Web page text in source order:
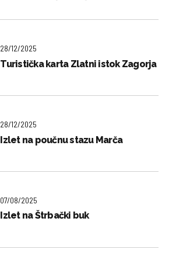
28/12/2025
Turistička karta Zlatni istok Zagorja
28/12/2025
Izlet na poučnu stazu Marča
07/08/2025
Izlet na Štrbački buk